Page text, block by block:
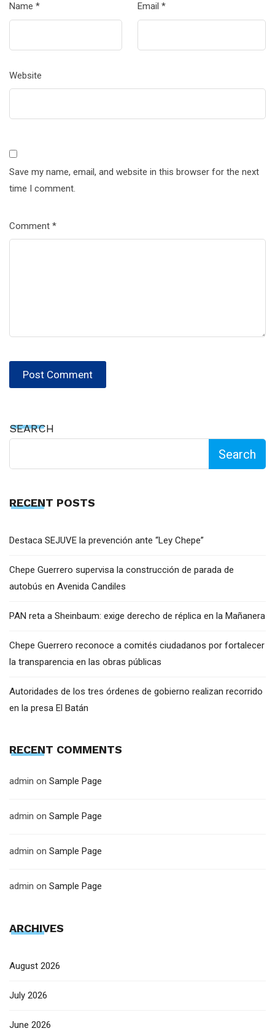
Name * Email *
Website
Save my name, email, and website in this browser for the next
time I comment.
Comment *
SEARCH
Search
RECENT POSTS
Destaca SEJUVE la prevención ante “Ley Chepe”
Chepe Guerrero supervisa la construcción de parada de
autobús en Avenida Candiles
PAN reta a Sheinbaum: exige derecho de réplica en la Mañanera
Chepe Guerrero reconoce a comités ciudadanos por fortalecer
la transparencia en las obras públicas
Autoridades de los tres órdenes de gobierno realizan recorrido
en la presa El Batán
RECENT COMMENTS
admin on Sample Page
admin on Sample Page
admin on Sample Page
admin on Sample Page
ARCHIVES
August 2026
July 2026
June 2026